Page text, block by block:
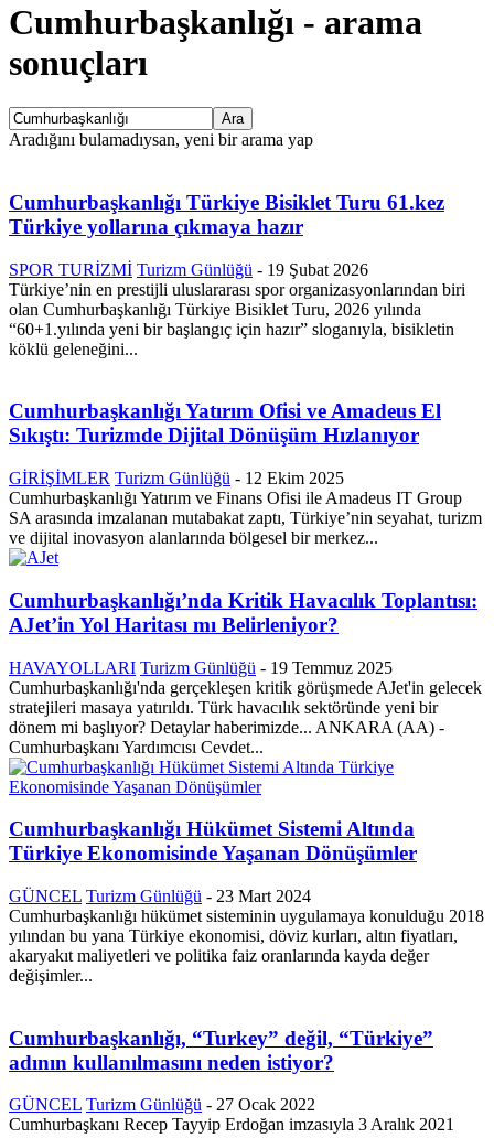
Cumhurbaşkanlığı - arama
sonuçları
Aradığını bulamadıysan, yeni bir arama yap
Cumhurbaşkanlığı Türkiye Bisiklet Turu 61.kez
Türkiye yollarına çıkmaya hazır
SPOR TURİZMİ Turizm Günlüğü - 19 Şubat 2026
Türkiye’nin en prestijli uluslararası spor organizasyonlarından biri
olan Cumhurbaşkanlığı Türkiye Bisiklet Turu, 2026 yılında
“60+1.yılında yeni bir başlangıç için hazır” sloganıyla, bisikletin
köklü geleneğini...
Cumhurbaşkanlığı Yatırım Ofisi ve Amadeus El
Sıkıştı: Turizmde Dijital Dönüşüm Hızlanıyor
GİRİŞİMLER Turizm Günlüğü - 12 Ekim 2025
Cumhurbaşkanlığı Yatırım ve Finans Ofisi ile Amadeus IT Group
SA arasında imzalanan mutabakat zaptı, Türkiye’nin seyahat, turizm
ve dijital inovasyon alanlarında bölgesel bir merkez...
Cumhurbaşkanlığı’nda Kritik Havacılık Toplantısı:
AJet’in Yol Haritası mı Belirleniyor?
HAVAYOLLARI Turizm Günlüğü - 19 Temmuz 2025
Cumhurbaşkanlığı'nda gerçekleşen kritik görüşmede AJet'in gelecek
stratejileri masaya yatırıldı. Türk havacılık sektöründe yeni bir
dönem mi başlıyor? Detaylar haberimizde... ANKARA (AA) -
Cumhurbaşkanı Yardımcısı Cevdet...
Cumhurbaşkanlığı Hükümet Sistemi Altında
Türkiye Ekonomisinde Yaşanan Dönüşümler
GÜNCEL Turizm Günlüğü - 23 Mart 2024
Cumhurbaşkanlığı hükümet sisteminin uygulamaya konulduğu 2018
yılından bu yana Türkiye ekonomisi, döviz kurları, altın fiyatları,
akaryakıt maliyetleri ve politika faiz oranlarında kayda değer
değişimler...
Cumhurbaşkanlığı, “Turkey” değil, “Türkiye”
adının kullanılmasını neden istiyor?
GÜNCEL Turizm Günlüğü - 27 Ocak 2022
Cumhurbaşkanı Recep Tayyip Erdoğan imzasıyla 3 Aralık 2021